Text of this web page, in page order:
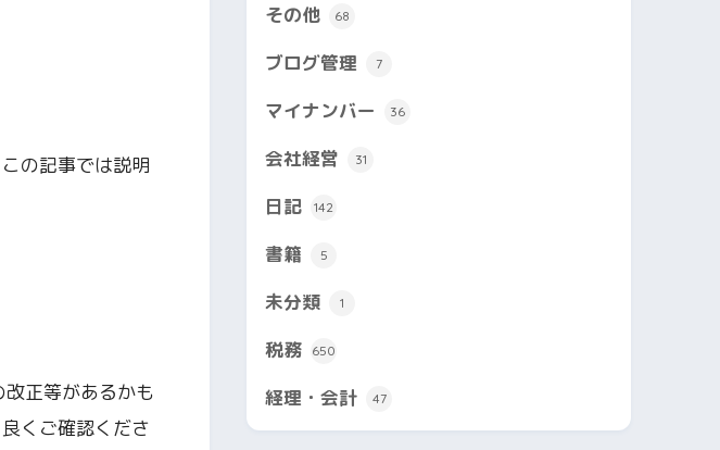
の記事では説明
正等があるかも
くご確認くださ
その他 68
ブログ管理 7
マイナンバー 36
会社経営 31
日記 142
書籍 5
未分類 1
税務 650
経理・会計 47